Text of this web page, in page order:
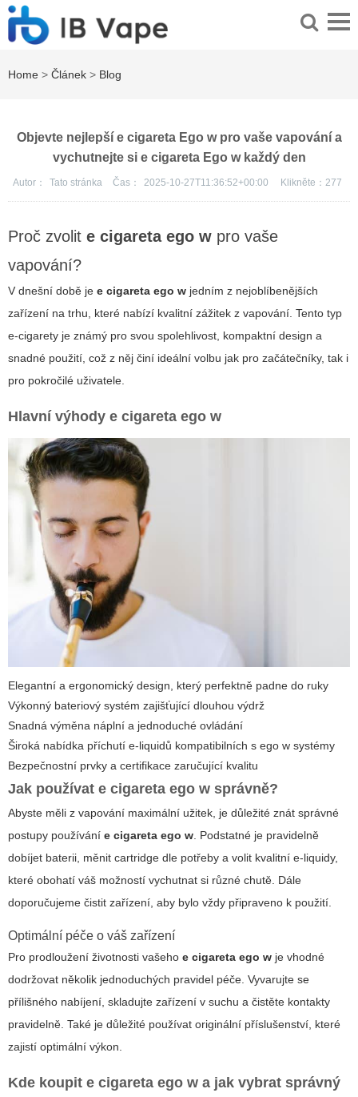
Home > Článek > Blog
Objevte nejlepší e cigareta Ego w pro vaše vapování a
vychutnejte si e cigareta Ego w každý den
Autor： Tato stránka Čas： 2025-10-27T11:36:52+00:00 Klikněte： 277
Proč zvolit e cigareta ego w pro vaše
vapování?
V dnešní době je e cigareta ego w jedním z nejoblíbenějších
zařízení na trhu, které nabízí kvalitní zážitek z vapování. Tento typ
e-cigarety je známý pro svou spolehlivost, kompaktní design a
snadné použití, což z něj činí ideální volbu jak pro začátečníky, tak i
pro pokročilé uživatele.
Hlavní výhody e cigareta ego w
Elegantní a ergonomický design, který perfektně padne do ruky
Výkonný bateriový systém zajišťující dlouhou výdrž
Snadná výměna náplní a jednoduché ovládání
Široká nabídka příchutí e-liquidů kompatibilních s ego w systémy
Bezpečnostní prvky a certifikace zaručující kvalitu
Jak používat e cigareta ego w správně?
Abyste měli z vapování maximální užitek, je důležité znát správné
postupy používání e cigareta ego w . Podstatné je pravidelně
dobíjet baterii, měnit cartridge dle potřeby a volit kvalitní e-liquidy,
které obohatí váš možností vychutnat si různé chutě. Dále
doporučujeme čistit zařízení, aby bylo vždy připraveno k použití.
Optimální péče o váš zařízení
Pro prodloužení životnosti vašeho e cigareta ego w je vhodné
dodržovat několik jednoduchých pravidel péče. Vyvarujte se
přílišného nabíjení, skladujte zařízení v suchu a čistěte kontakty
pravidelně. Také je důležité používat originální příslušenství, které
zajistí optimální výkon.
Kde koupit e cigareta ego w a jak vybrat správný